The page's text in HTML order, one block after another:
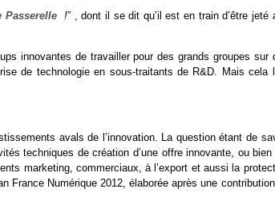
Passerelle !” , dont il se dit qu’il est en train d’être jeté
innovantes de travailler pour des grands groupes sur
de technologie en sous-traitants de R&D. Mais cela
avals de l’innovation. La question étant de
techniques de création d’une offre innovante, ou bien
marketing, commerciaux, à l’export et aussi la
France Numérique 2012, élaborée après une